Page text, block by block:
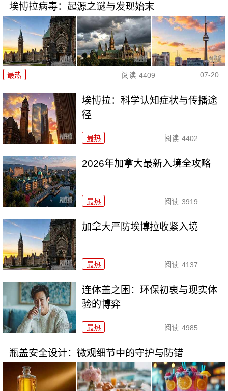
埃博拉病毒：起源之谜与发现始末
最热 阅读 4409 07-20
埃博拉：科学认知症状与传播途
径
最热 阅读 4402
2026年加拿大最新入境全攻略
最热 阅读 3919
加拿大严防埃博拉收紧入境
最热 阅读 4137
连体盖之困：环保初衷与现实体
验的博弈
最热 阅读 4985
瓶盖安全设计：微观细节中的守护与防错